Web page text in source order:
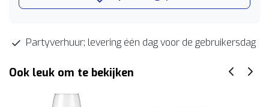
Partyverhuur; levering één dag voor de gebruikersdag
Ook leuk om te bekijken